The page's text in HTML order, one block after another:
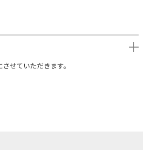
せていただきます。